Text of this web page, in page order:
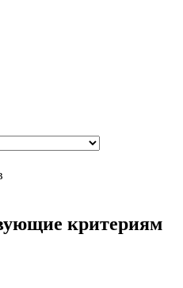
критериям